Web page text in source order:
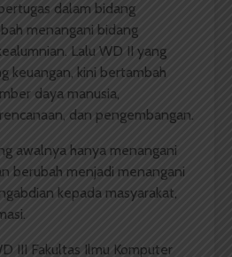
dalam bidang
menangani bidang
Lalu WD II yang
keuangan, kini bertambah
daya manusia,
dan pengembangan.
awalnya hanya menangani
berubah menjadi menangani
kepada masyarakat,
III Fakultas Ilmu Komputer